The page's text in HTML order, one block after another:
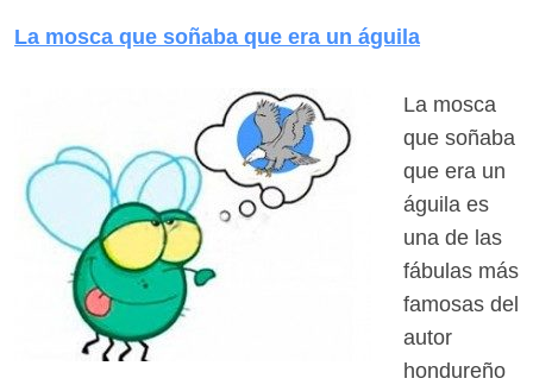
La mosca que soñaba que era un águila
La mosca
que soñaba
que era un
águila es
una de las
fábulas más
famosas del
autor
hondureño